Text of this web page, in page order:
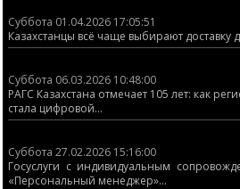
Суббота 01.04.2026 17:05:51
Казахстанцы всё чаще выбирают доставку
Суббота 06.03.2026 10:48:00
РАГС Казахстана отмечает 105 лет: как
стала цифровой...
Суббота 27.02.2026 15:16:00
Госуслуги с индивидуальным
«Персональный менеджер»...